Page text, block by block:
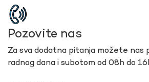
Pozovite nas
Za sva dodatna pitanja možete nas
radnog dana i subotom od 08h do